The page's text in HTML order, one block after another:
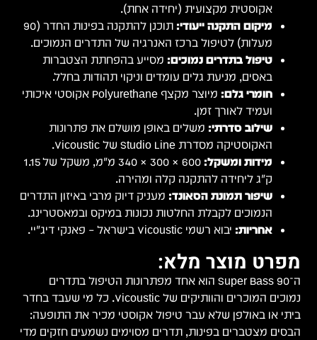
אקוסטית מקצועית (יחידה אחת).
מיקום התקנה ייעודי:
תוכנן להתקנה בפינות החדר (90
מעלות) לטיפול ברכז האנרגיה של התדרים הנמוכים.
טיפול בתדרים נמוכים: מסייע בהפחתת הצטברות
באסים, מניעת גלים עומדים וניקוי תהודות בחלל.
חומרי גלם:
מיוצר מקצף Polyurethane אקוסטי איכותי
ועמיד לאורך זמן.
שילוב סדרתי: משלים באופן מושלם את פתרונות
האקוסטיקה מסדרת Studio Line של Vicoustic.
מידות ומשקל:
600 × 300 × 340 מ"מ, משקל של 1.15
ק"ג ליחידה להתקנה קלה ומהירה.
שיפור תמונת הסאונד: מעניק דיוק מרבי באיזון התדרים
הנמוכים לקבלת החלטות נכונות במיקס ובמאסטרינג.
אחריות: יבוא רשמי Vicoustic בישראל – פאנקי דיג׳יי.
מפרט מוצר מלא:
ה־Super Bass 90 הוא אחד מפתרונות הטיפול בתדרים
נמוכים המוכרים והוותיקים של Vicoustic. כל מי שעבד בחדר
ביתי או באולפן שלא עבר טיפול אקוסטי מכיר את התופעה:
הבסים מצטברים בפינות, תדרים מסוימים נשמעים חזקים מדי